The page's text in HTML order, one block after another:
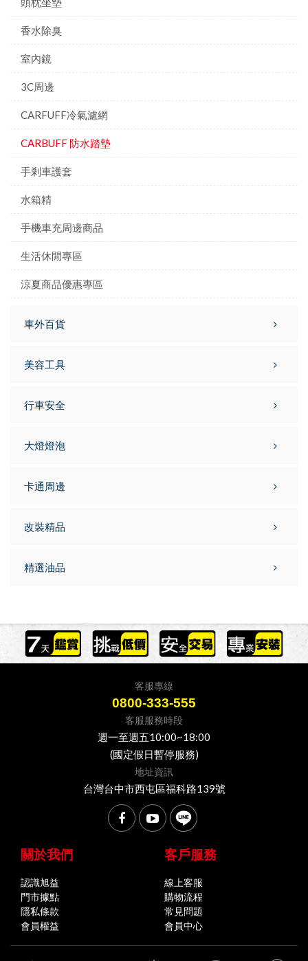
香水除臭
室內鏡
3C周邊
CARFUFF冷氣濾網
CARBUFF 防水踏墊
手剎車護套
水箱精
手機車充周邊商品
生活休閒專區
涼夏商品優惠專區
車外百貨
美容工具
行車安全
大燈燈泡
卡通周邊
改裝精品
精選油品
客服專線
0800-333-555
客服服務時段
週一至週五10:00~18:00
(國定假日暫停服務)
地址資訊
台灣台中市西屯區福科路139號
關於我們
認識旭益
門市據點
隱私條款
會員權益
客戶服務
線上客服
購物流程
常見問題
會員中心